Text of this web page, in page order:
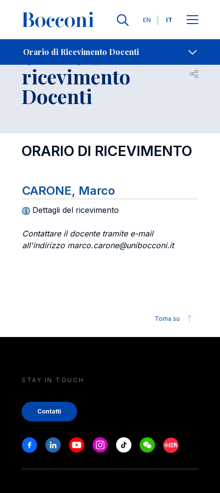
Lingue
EN IT
Orario di Ricevimento Docenti
-
Orario di
ricevimento
Docenti
Open
ORARIO DI RICEVIMENTO
CARONE, Marco
Dettagli del ricevimento
Contattare il docente tramite e-mail
all'indirizzo marco.carone@unibocconi.it
Torna su
STAY IN TOUCH
Contatti
Stay in touch
FacebookLinkedinYoutubeInstagram
Tiktok WeechatXiaohongshu/